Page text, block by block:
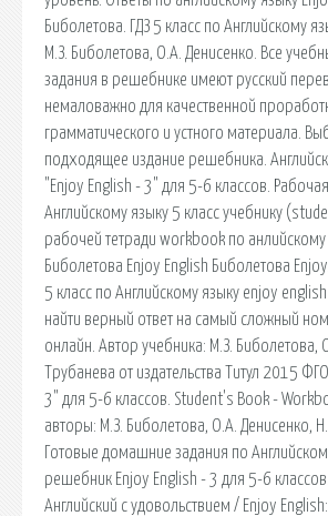
Биболетова. ГДЗ 5 класс по Английскому
М.З. Биболетова, О.А. Денисенко. Все
задания в решебнике имеют русский
немаловажно для качественной
грамматического и устного материала.
подходящее издание решебника.
"Enjoy English - 3" для 5-6 классов.
Английскому языку 5 класс учебнику
рабочей тетради workbook по анлийскому
Биболетова Enjoy English Биболетова
5 класс по Английскому языку enjoy
найти верный ответ на самый сложный
онлайн. Автор учебника: М.З. Биболетова,
Трубанева от издательства Титул 2015
3" для 5-6 классов. Student's Book -
авторы: М.З. Биболетова, О.А. Денисенко,
Готовые домашние задания по
решебник Enjoy English - 3 для 5-6
Английский с удовольствием / Enjoy